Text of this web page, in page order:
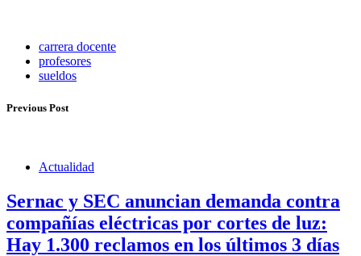
carrera docente
profesores
sueldos
Previous Post
Actualidad
Sernac y SEC anuncian demanda contra
compañías eléctricas por cortes de luz:
Hay 1.300 reclamos en los últimos 3 días